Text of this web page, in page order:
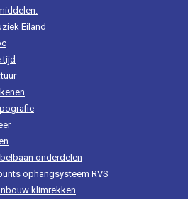
Eiland
tijd
onderdelen
ophangsysteem RVS
klimrekken